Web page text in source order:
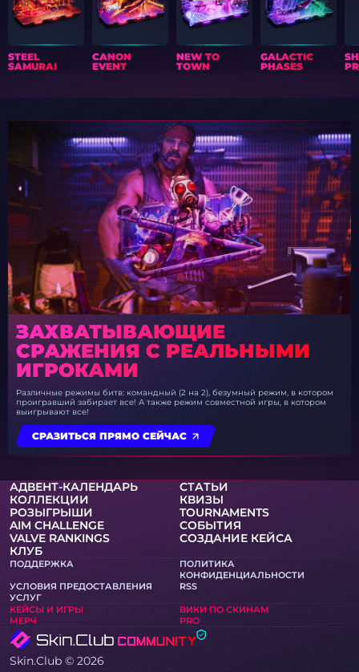
STEEL
SAMURAI
CANON
EVENT
NEW TO
TOWN
GALACTIC
PHASES
ЗАХВАТЫВАЮЩИЕ
СРАЖЕНИЯ С РЕАЛЬНЫМИ
ИГРОКАМИ
Различные режимы битв: командный (2 на 2), безумный режим, в котором
проигравший забирает все! А также режим совместной игры, в котором
выигрывают все!
СРАЗИТЬСЯ ПРЯМО СЕЙЧАС
АДВЕНТ-КАЛЕНДАРЬ
СТАТЬИ
КОЛЛЕКЦИИ
КВИЗЫ
РОЗЫГРЫШИ
TOURNAMENTS
AIM CHALLENGE
СОБЫТИЯ
VALVE RANKINGS
СОЗДАНИЕ КЕЙСА
КЛУБ
ПОДДЕРЖКА
ПОЛИТИКА
КОНФИДЕНЦИАЛЬНОСТИ
УСЛОВИЯ ПРЕДОСТАВЛЕНИЯ
УСЛУГ
RSS
КЕЙСЫ И ИГРЫ
ВИКИ ПО СКИНАМ
МЕРЧ
PRO
Skin.Club © 2026